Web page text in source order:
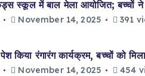
स्कूल में बाल मेला आयोजित; बच्चों ने
November 14, 2025 391
किया रंगारंग कार्यक्रम, बच्चों को
November 14, 2025 454